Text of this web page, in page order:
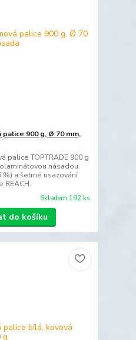
palice 900 g, Ø 70 mm,
palice TOPTRADE 900 g
násadou.
%) a šetrné usazování
REACH.
Skladem 192 ks
do košíku